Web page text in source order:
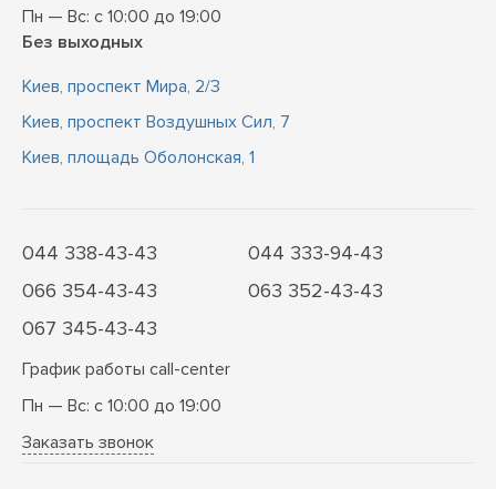
Пн — Вс: с 10:00 до 19:00
Без выходных
Киев, проспект Мира, 2/3
Киев, проспект Воздушных Сил, 7
Киев, площадь Оболонская, 1
044 338-43-43
044 333-94-43
066 354-43-43
063 352-43-43
067 345-43-43
График работы call-center
Пн — Вс: с 10:00 до 19:00
Заказать звонок